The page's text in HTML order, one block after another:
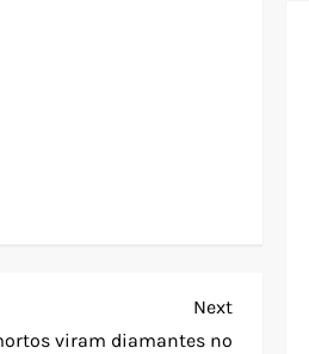
Next
Post
Next
viram diamantes no